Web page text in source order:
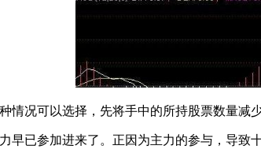
况可以选择，先将手中的所持股票数量减
已参加进来了。正因为主力的参与，导致